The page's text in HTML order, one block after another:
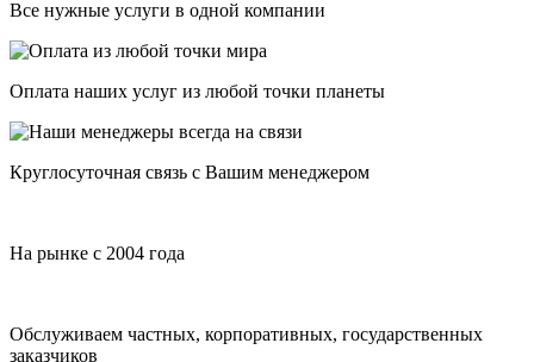
Все нужные услуги в одной компании
Оплата наших услуг из любой точки планеты
Круглосуточная связь с Вашим менеджером
На рынке с 2004 года
Обслуживаем частных, корпоративных, государственных
заказчиков